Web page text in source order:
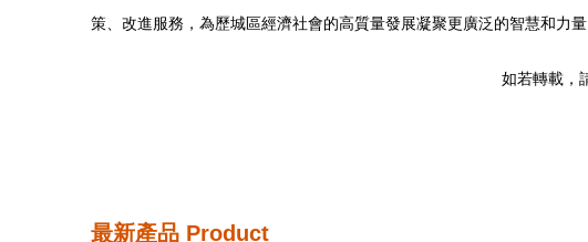
策、改進服務，為歷城區經濟社會的高質量發展凝聚更廣泛的智慧和力量
如若轉載，
最新產品 Product